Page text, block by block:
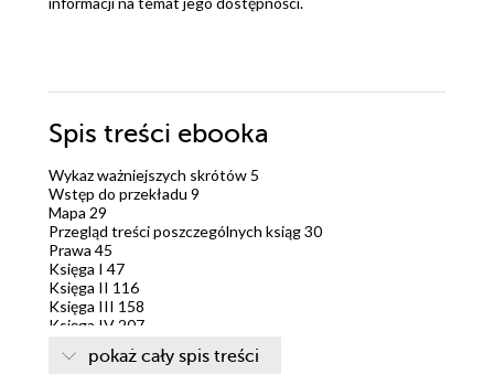
Spis treści ebooka
Wykaz ważniejszych skrótów 5
Wstęp do przekładu 9
Mapa 29
Przegląd treści poszczególnych ksiąg 30
Prawa 45
Księga I 47
Księga II 116
Księga III 158
Księga IV 207
Księga VI 281
pokaż cały spis treści